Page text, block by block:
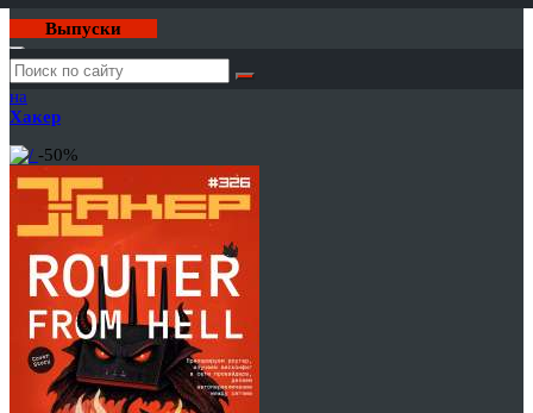
Выпуски
Годовая
подписка
на
Хакер
-50%